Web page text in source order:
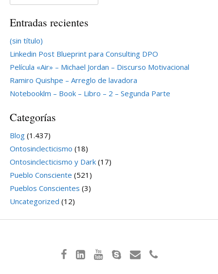
Entradas recientes
(sin título)
Linkedin Post Blueprint para Consulting DPO
Película «Air» – Michael Jordan – Discurso Motivacional
Ramiro Quishpe – Arreglo de lavadora
Notebooklm – Book – Libro – 2 – Segunda Parte
Categorías
Blog (1.437)
Ontosinclecticismo (18)
Ontosinclecticismo y Dark (17)
Pueblo Consciente (521)
Pueblos Conscientes (3)
Uncategorized (12)